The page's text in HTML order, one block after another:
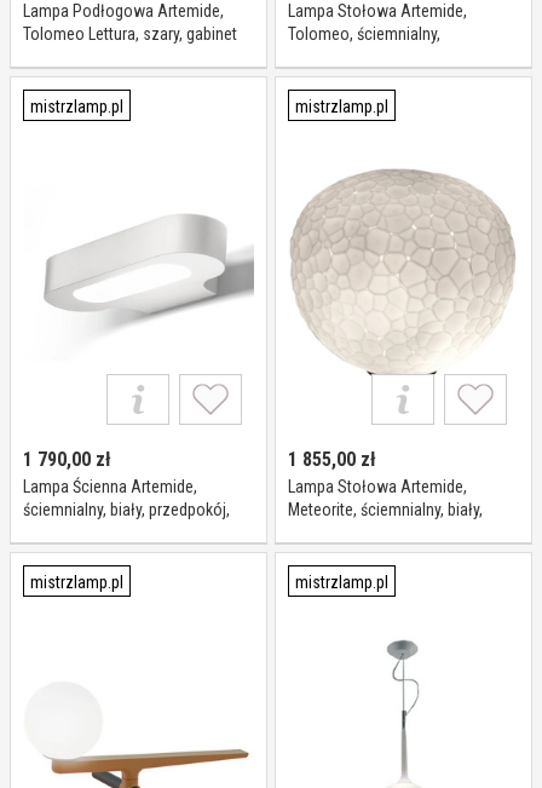
Lampa Podłogowa Artemide,
Tolomeo Lettura, szary, gabinet
Lampa Stołowa Artemide,
Tolomeo, ściemnialny,
metal, design
mistrzlamp.pl
1 790,00 zł
Lampa Ścienna Artemide,
ściemnialny, biały, przedpokój,
mistrzlamp.pl
1 855,00 zł
Lampa Stołowa Artemide,
Meteorite, ściemnialny, biały,
mistrzlamp.pl mistrzlamp.pl